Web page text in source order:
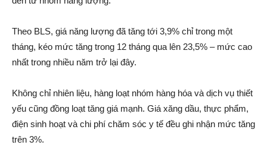
Theo BLS, giá năng lượng đã tăng tới 3,9% chỉ trong một
tháng, kéo mức tăng trong 12 tháng qua lên 23,5% – mức cao
nhất trong nhiều năm trở lại đây.
Không chỉ nhiên liệu, hàng loạt nhóm hàng hóa và dịch vụ thiết
yếu cũng đồng loạt tăng giá mạnh. Giá xăng dầu, thực phẩm,
điện sinh hoạt và chi phí chăm sóc y tế đều ghi nhận mức tăng
trên 3%.